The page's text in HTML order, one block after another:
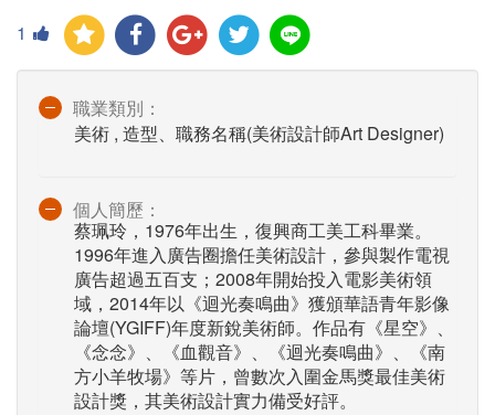
1
職業類別：
美術 , 造型、職務名稱(美術設計師Art Designer)
個人簡歷：
蔡珮玲，1976年出生，復興商工美工科畢業。
1996年進入廣告圈擔任美術設計，參與製作電視
廣告超過五百支；2008年開始投入電影美術領
域，2014年以《迴光奏鳴曲》獲頒華語青年影像
論壇(YGIFF)年度新銳美術師。作品有《星空》、
《念念》、《血觀音》、《迴光奏鳴曲》、《南
方小羊牧場》等片，曾數次入圍金馬獎最佳美術
設計獎，其美術設計實力備受好評。